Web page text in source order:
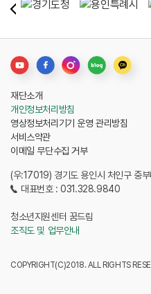
(우:17019) 경기도 용인시 처인구 중
대표번호 : 031.328.9840
청소년지원센터 꿈드림
조직도 및 업무안내
COPYRIGHT(C)2018. ALL RIGHTS
재단소개
개인정보처리방침
영상정보처리기기 운영 관리방침
서비스약관
이메일 무단수집 거부